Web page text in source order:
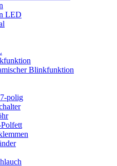
LED
Blinkfunktion
polig